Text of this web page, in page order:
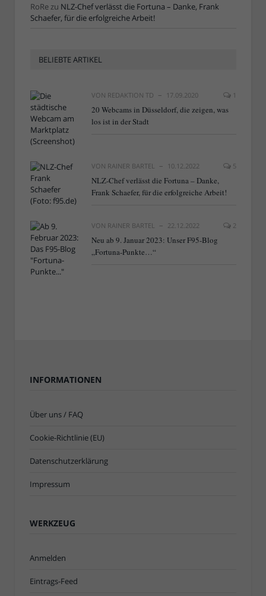
RoRezu NLZ-Chef verlässt die Fortuna – Danke, Frank
Schaefer, für die erfolgreiche Arbeit!
BELIEBTE ARTIKEL
VON REDAKTION TD 17.09.2020 1
20 Webcams in Düsseldorf, die zeigen, was
los ist in der Stadt
VON RAINER BARTEL 10.12.2022 5
NLZ-Chef verlässt die Fortuna – Danke,
Frank Schaefer, für die erfolgreiche Arbeit!
VON RAINER BARTEL 22.12.2022 2
Neu ab 9. Januar 2023: Unser F95-Blog
„Fortuna-Punkte…“
INFORMATIONEN
Über uns / FAQ
Cookie-Richtlinie (EU)
Datenschutzerklärung
Impressum
WERKZEUG
Anmelden
Eintrags-Feed